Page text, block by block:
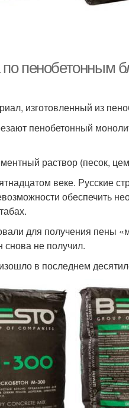
по пенобетонным
изготовленный из
пенобетонный
раствор (песок,
веке. Русские
обеспечить
для получения пены
снова не получил.
в последнем